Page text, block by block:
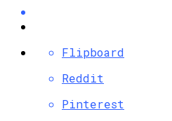
Flipboard
Reddit
Pinterest